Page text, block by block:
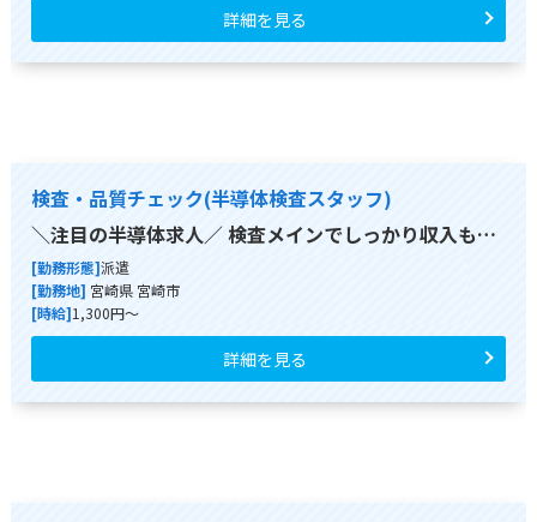
詳細を見る
検査・品質チェック(半導体検査スタッフ)
＼注目の半導体求人／ 検査メインでしっかり収入も…
[勤務形態]派遣
[勤務地] 宮崎県 宮崎市
[時給]1,300円～
詳細を見る